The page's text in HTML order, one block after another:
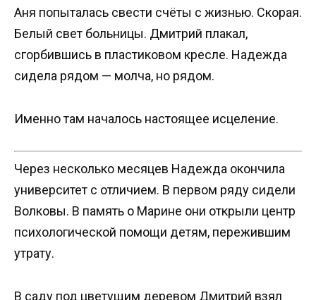
Аня попыталась свести счёты с жизнью. Скорая.
Белый свет больницы. Дмитрий плакал,
сгорбившись в пластиковом кресле. Надежда
сидела рядом — молча, но рядом.
Именно там началось настоящее исцеление.
Через несколько месяцев Надежда окончила
университет с отличием. В первом ряду сидели
Волковы. В память о Марине они открыли центр
психологической помощи детям, пережившим
утрату.
В саду под цветущим деревом Дмитрий взял